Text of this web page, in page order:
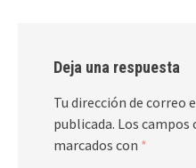
Deja una respuesta
Tu dirección de correo
publicada. Los
marcados con *